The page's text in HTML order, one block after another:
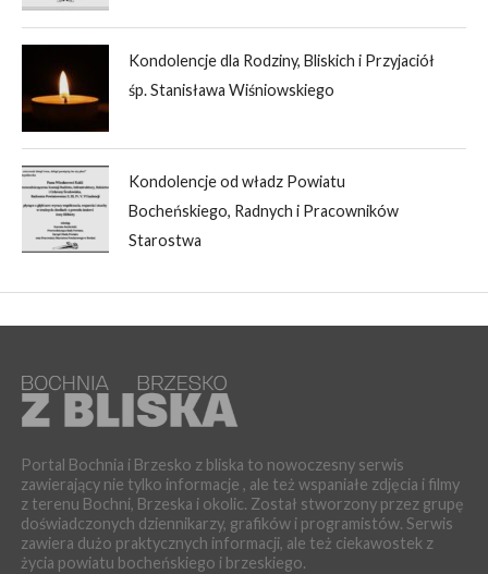
Kondolencje dla Rodziny, Bliskich i Przyjaciół
śp. Stanisława Wiśniowskiego
Kondolencje od władz Powiatu
Bocheńskiego, Radnych i Pracowników
Starostwa
Portal Bochnia i Brzesko z bliska to nowoczesny serwis
zawierający nie tylko informacje , ale też wspaniałe zdjęcia i filmy
z terenu Bochni, Brzeska i okolic. Został stworzony przez grupę
doświadczonych dziennikarzy, grafików i programistów. Serwis
zawiera dużo praktycznych informacji, ale też ciekawostek z
życia powiatu bocheńskiego i brzeskiego.